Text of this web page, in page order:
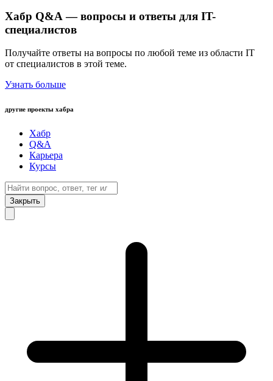
Хабр Q&A — вопросы и ответы для IT-
специалистов
Получайте ответы на вопросы по любой теме из области IT
от специалистов в этой теме.
Узнать больше
другие проекты хабра
Хабр
Q&A
Карьера
Курсы
Закрыть